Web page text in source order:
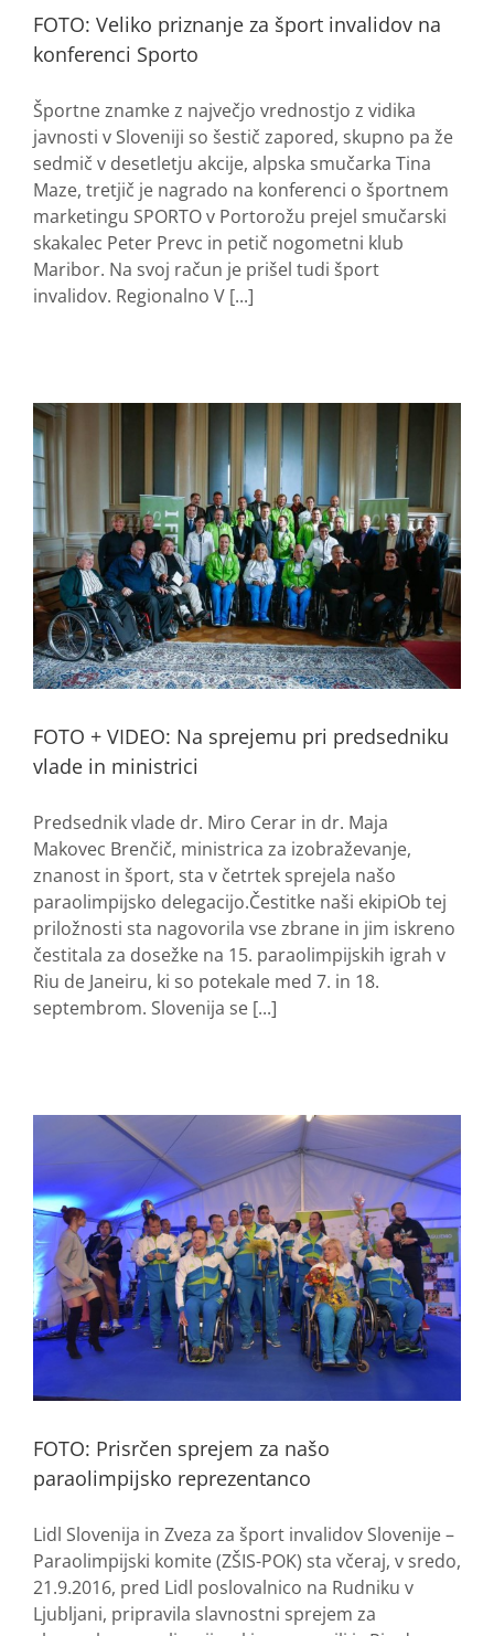
FOTO: Veliko priznanje za šport invalidov na
konferenci Sporto
Športne znamke z največjo vrednostjo z vidika
javnosti v Sloveniji so šestič zapored, skupno pa že
sedmič v desetletju akcije, alpska smučarka Tina
Maze, tretjič je nagrado na konferenci o športnem
marketingu SPORTO v Portorožu prejel smučarski
skakalec Peter Prevc in petič nogometni klub
Maribor. Na svoj račun je prišel tudi šport
invalidov. Regionalno V [...]
FOTO + VIDEO: Na sprejemu pri predsedniku
vlade in ministrici
Predsednik vlade dr. Miro Cerar in dr. Maja
Makovec Brenčič, ministrica za izobraževanje,
znanost in šport, sta v četrtek sprejela našo
paraolimpijsko delegacijo.Čestitke naši ekipiOb tej
priložnosti sta nagovorila vse zbrane in jim iskreno
čestitala za dosežke na 15. paraolimpijskih igrah v
Riu de Janeiru, ki so potekale med 7. in 18.
septembrom. Slovenija se [...]
FOTO: Prisrčen sprejem za našo
paraolimpijsko reprezentanco
Lidl Slovenija in Zveza za šport invalidov Slovenije –
Paraolimpijski komite (ZŠIS-POK) sta včeraj, v sredo,
21.9.2016, pred Lidl poslovalnico na Rudniku v
Ljubljani, pripravila slavnostni sprejem za